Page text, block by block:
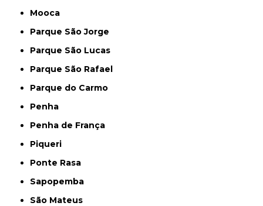
Mooca
Parque São Jorge
Parque São Lucas
Parque São Rafael
Parque do Carmo
Penha
Penha de França
Piqueri
Ponte Rasa
Sapopemba
São Mateus